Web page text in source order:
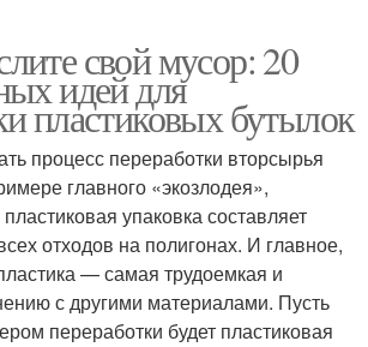
свой мусор: 20
идей для
пластиковых бутылок
процесс переработки вторсырья
главного «экозлодея»,
упаковка составляет
отходов на полигонах. И главное,
— самая трудоемкая и
с другими материалами. Пусть
переработки будет пластиковая